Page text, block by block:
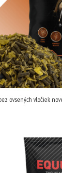
ovsených vločiek